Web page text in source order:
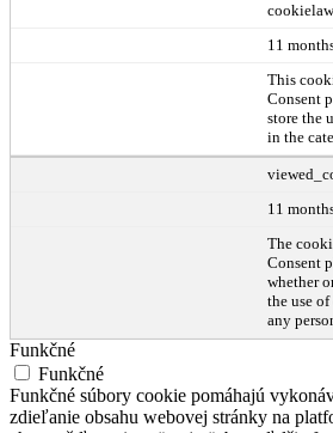
11
This
Consent
store the
in the
11
The
Consent
whether
the use
any
Funkčné
Funkčné
Funkčné súbory cookie pomáhajú
zdieľanie obsahu webovej stránky na